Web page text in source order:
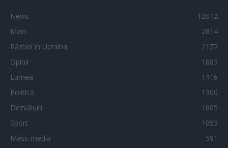
News
12042
Main
2814
Război în Ucraina
2172
Opinii
1883
Lumea
1416
Politică
1300
Dezvăluiri
1065
Sport
1053
Mass-media
591